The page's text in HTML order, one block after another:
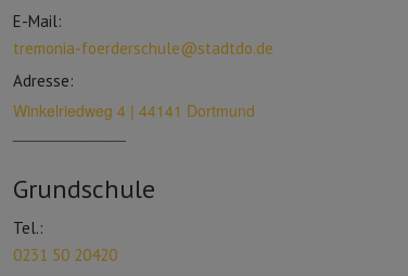
E-Mail:
tremonia-foerderschule@stadtdo.de
Adresse:
Winkelriedweg 4 | 44141 Dortmund
Grundschule
Tel.:
0231 50 20420